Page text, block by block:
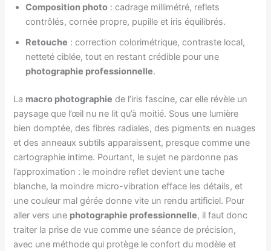
Composition photo : cadrage millimétré, reflets
contrôlés, cornée propre, pupille et iris équilibrés.
Retouche : correction colorimétrique, contraste local,
netteté ciblée, tout en restant crédible pour une
photographie professionnelle.
La macro photographie de l’iris fascine, car elle révèle un
paysage que l’œil nu ne lit qu’à moitié. Sous une lumière
bien domptée, des fibres radiales, des pigments en nuages
et des anneaux subtils apparaissent, presque comme une
cartographie intime. Pourtant, le sujet ne pardonne pas
l’approximation : le moindre reflet devient une tache
blanche, la moindre micro-vibration efface les détails, et
une couleur mal gérée donne vite un rendu artificiel. Pour
aller vers une photographie professionnelle, il faut donc
traiter la prise de vue comme une séance de précision,
avec une méthode qui protège le confort du modèle et